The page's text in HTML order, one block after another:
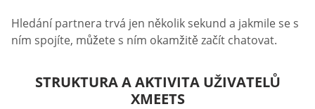
Hledání partnera trvá jen několik sekund a jakmile se s
ním spojíte, můžete s ním okamžitě začít chatovat.
STRUKTURA A AKTIVITA UŽIVATELŮ
XMEETS